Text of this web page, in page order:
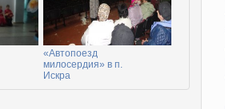
«Автопоезд
милосердия» в п.
Искра